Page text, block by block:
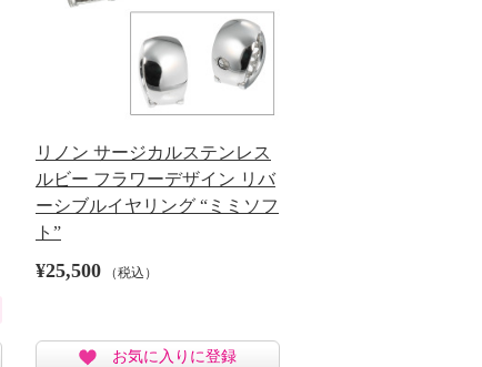
リノン サージカルステンレス
ルビー フラワーデザイン リバ
ーシブルイヤリング “ミミソフ
ト”
¥25,500 （税込）
お気に入りに登録